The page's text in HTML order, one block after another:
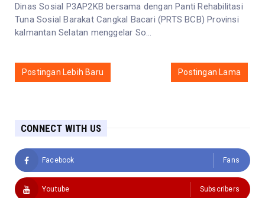
Dinas Sosial P3AP2KB bersama dengan Panti Rehabilitasi
Tuna Sosial Barakat Cangkal Bacari (PRTS BCB) Provinsi
kalmantan Selatan menggelar So...
Postingan Lebih Baru Postingan Lama
CONNECT WITH US
Facebook Fans
Youtube Subscribers